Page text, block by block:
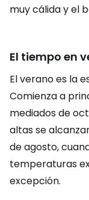
muy cálida y el
El tiempo en
El verano es la
Comienza a
mediados de
altas se
de agosto,
temperaturas
excepción.